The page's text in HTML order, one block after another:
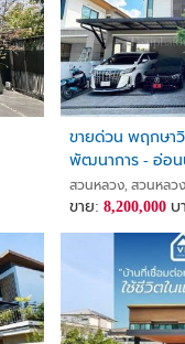
ขายด่วน พฤกษา
พัฒนาการ - อ่อน
Airport Link
สวนหลวง, สวนหลว
ขาย:8,200,000 บ